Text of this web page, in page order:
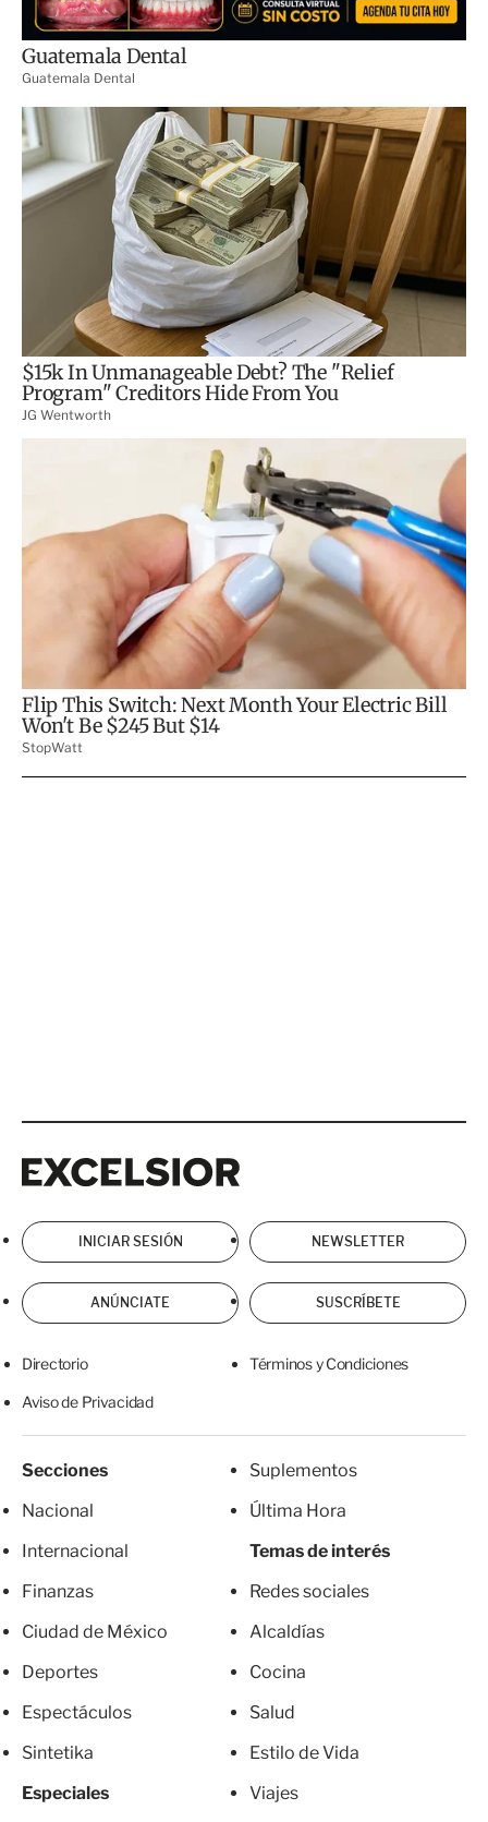
INICIAR SESIÓN NEWSLETTER
ANÚNCIATE SUSCRÍBETE
Directorio Términos y Condiciones
Aviso de Privacidad
Secciones
Nacional
Internacional
Finanzas
Ciudad de México
Deportes
Espectáculos
Sintetika
Especiales
Suplementos
Última Hora
Temas de interés
Redes sociales
Alcaldías
Cocina
Salud
Estilo de Vida
Viajes